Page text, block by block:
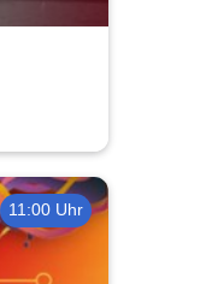
11:00 Uhr